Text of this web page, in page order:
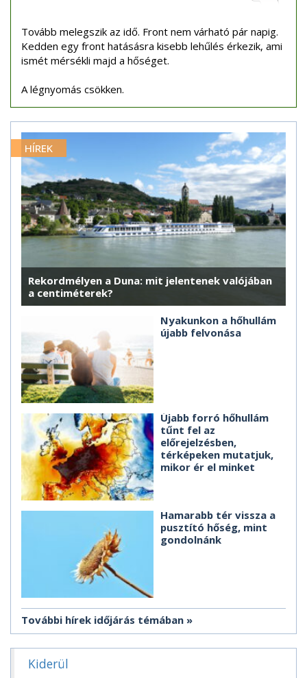
Tovább melegszik az idő. Front nem várható pár napig.
Kedden egy front hatásásra kisebb lehűlés érkezik, ami
ismét mérsékli majd a hőséget.
A légnyomás csökken.
HÍREK
Rekordmélyen a Duna: mit jelentenek valójában
a centiméterek?
Nyakunkon a hőhullám
újabb felvonása
Újabb forró hőhullám
tűnt fel az
előrejelzésben,
térképeken mutatjuk,
mikor ér el minket
Hamarabb tér vissza a
pusztító hőség, mint
gondolnánk
További hírek időjárás témában
Kiderül